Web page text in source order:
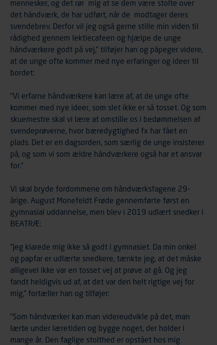
mennesker, og det rør mig at se dem være stolte over
det håndværk, de har udført, når de modtager deres
svendebrev. Derfor vil jeg også gerne stille min viden til
rådighed gennem lektiecafeen og hjælpe de unge
håndværkere godt på vej,” tilføjer han og påpeger videre,
at de unge ofte kommer med nye erfaringer og ideer til
bordet:
”Vi erfarne håndværkere kan lære af, at de unge ofte
kommer med nye ideer, som slet ikke er så tosset. Og som
skuemestre skal vi lære at omstille os i bedømmelsen af
svendeprøverne, hvor bæredygtighed fx har fået en
plads. Det er en dagsorden, som særlig de unge insisterer
på, og som vi som ældre håndværkere også har et ansvar
for.”
Vi skal bryde fordommene om håndværksfagene 29-
årige. August Monefeldt Frøde gennemførte først en
gymnasial uddannelse, men blev i 2019 udlært snedker i
BEATRÆ:
”Jeg klarede mig ikke så godt i gymnasiet. Da min onkel
og papfar er udlærte snedkere, tænkte jeg, at det måske
alligevel ikke var en tosset vej at prøve at gå. Og jeg
fandt heldigvis ud af, at det var den helt rigtige vej for
mig,” fortæller han og tilføjer:
”Som håndværker kan man videreudvikle på det, man
lærte under læretiden og bygge noget, der holder i
mange år. Den faglige stolthed er opstået hos mig